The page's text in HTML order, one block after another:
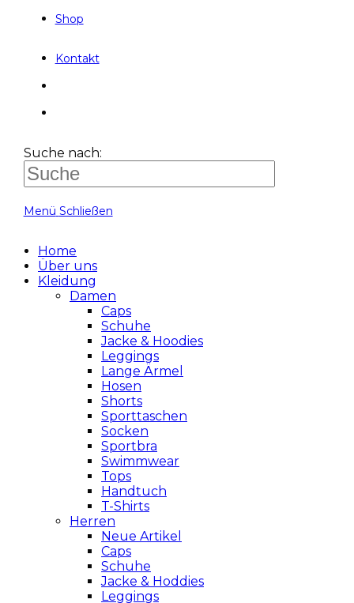
Shop
Kontakt
Suche nach:
Menü Schließen
Home
Über uns
Kleidung
Damen
Caps
Schuhe
Jacke & Hoodies
Leggings
Lange Ärmel
Hosen
Shorts
Sporttaschen
Socken
Sportbra
Swimmwear
Tops
Handtuch
T-Shirts
Herren
Neue Artikel
Caps
Schuhe
Jacke & Hoddies
Leggings